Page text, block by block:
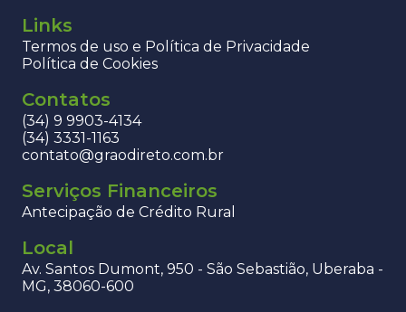
Links
Termos de uso e Política de Privacidade
Política de Cookies
Contatos
(34) 9 9903-4134
(34) 3331-1163
contato@graodireto.com.br
Serviços Financeiros
Antecipação de Crédito Rural
Local
Av. Santos Dumont, 950 - São Sebastião, Uberaba -
MG, 38060-600